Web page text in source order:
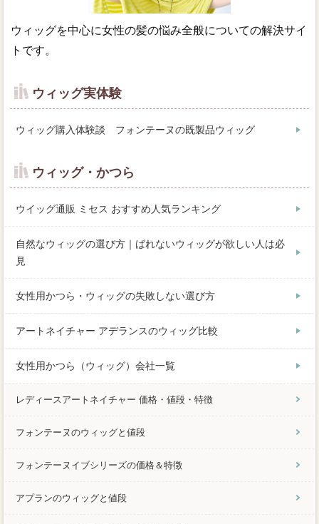
ウィッグを中心に女性の髪の悩み全般についての解決サイ
トです。
ウィッグ実体験
ウィッグ購入体験談 フォンテーヌの既製品ウィッグ
ウィッグ・かつら
ウイッグ通販 ミセス おすすめ人気ランキング
自然なウィッグの選び方｜ばれないウィッグが欲しい人は必
見
女性用かつら・ウィッグの失敗しない選び方
アートネイチャー アデランスのウィッグ比較
女性用かつら（ウィッグ）会社一覧
レディースアートネイチャー 価格・値段・特徴
フォンテーヌのウィッグと値段
フォンテーヌイブシリーズの価格＆特徴
アプランのウィッグと値段